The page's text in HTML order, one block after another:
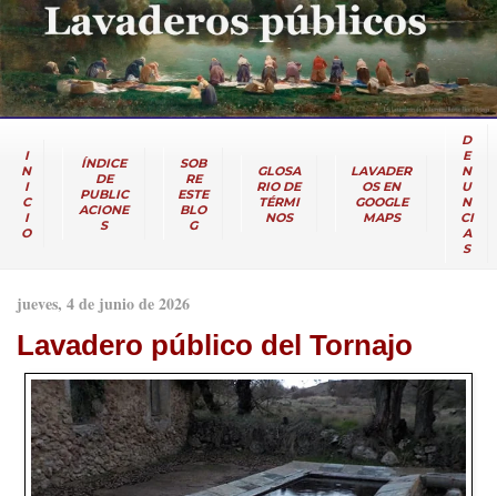
I
N
I
C
I
O
ÍNDICE
DE
PUBLIC
ACIONE
S
SOB
RE
ESTE
BLO
G
GLOSA
RIO DE
TÉRMI
NOS
LAVADER
OS EN
GOOGLE
MAPS
D
E
N
U
N
CI
A
S
jueves, 4 de junio de 2026
Lavadero público del Tornajo